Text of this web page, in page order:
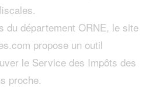
du département ORNE, le site
propose un outil
le Service des Impôts des
proche.